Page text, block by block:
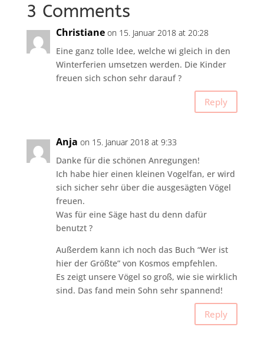
3 Comments
Christiane on 15. Januar 2018 at 20:28
Eine ganz tolle Idee, welche wi gleich in den
Winterferien umsetzen werden. Die Kinder
freuen sich schon sehr darauf ?
Reply
Anja on 15. Januar 2018 at 9:33
Danke für die schönen Anregungen!
Ich habe hier einen kleinen Vogelfan, er wird
sich sicher sehr über die ausgesägten Vögel
freuen.
Was für eine Säge hast du denn dafür
benutzt ?
Außerdem kann ich noch das Buch “Wer ist
hier der Größte” von Kosmos empfehlen.
Es zeigt unsere Vögel so groß, wie sie wirklich
sind. Das fand mein Sohn sehr spannend!
Reply